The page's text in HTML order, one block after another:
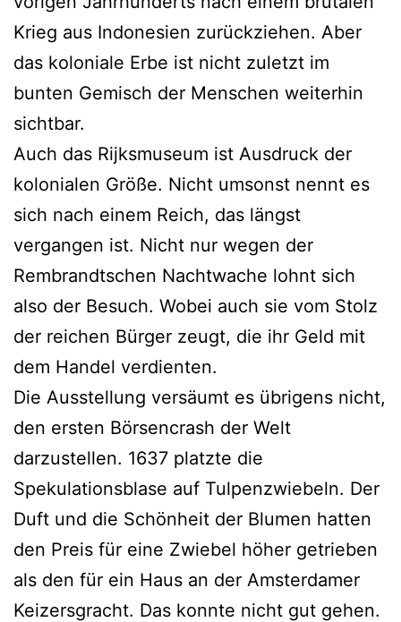
Krieg aus Indonesien zurückziehen. Aber
das koloniale Erbe ist nicht zuletzt im
bunten Gemisch der Menschen weiterhin
sichtbar.
Auch das Rijksmuseum ist Ausdruck der
kolonialen Größe. Nicht umsonst nennt es
sich nach einem Reich, das längst
vergangen ist. Nicht nur wegen der
Rembrandtschen Nachtwache lohnt sich
also der Besuch. Wobei auch sie vom Stolz
der reichen Bürger zeugt, die ihr Geld mit
dem Handel verdienten.
Die Ausstellung versäumt es übrigens nicht,
den ersten Börsencrash der Welt
darzustellen. 1637 platzte die
Spekulationsblase auf Tulpenzwiebeln. Der
Duft und die Schönheit der Blumen hatten
den Preis für eine Zwiebel höher getrieben
als den für ein Haus an der Amsterdamer
Keizersgracht. Das konnte nicht gut gehen.